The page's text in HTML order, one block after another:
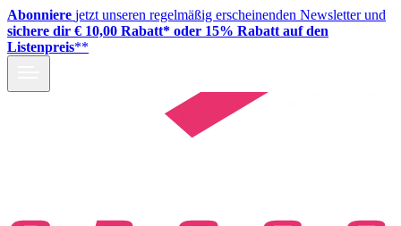
Abonniere jetzt unseren regelmäßig erscheinenden Newsletter und
sichere dir € 10,00 Rabatt* oder 15% Rabatt auf den
Listenpreis**